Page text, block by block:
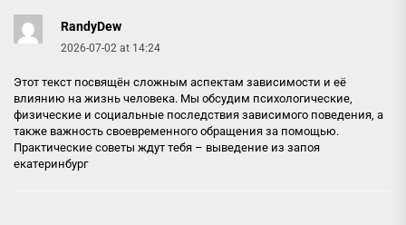
RandyDew
2026-07-02 at 14:24
Этот текст посвящён сложным аспектам зависимости и её
влиянию на жизнь человека. Мы обсудим психологические,
физические и социальные последствия зависимого поведения, а
также важность своевременного обращения за помощью.
Практические советы ждут тебя – выведение из запоя
екатеринбург